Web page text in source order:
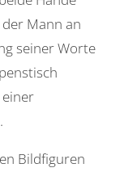
Mann an
seiner Worte
Bildfiguren